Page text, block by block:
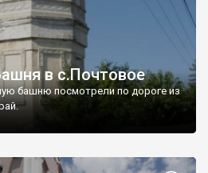
в с.Почтовое
башню посмотрели по дороге из